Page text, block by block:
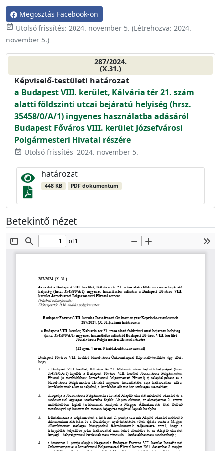
Megosztás Facebook-on
event_available Utolsó frissítés: 2024. november 5. (Létrehozva: 2024.
november 5.)
287/2024.
(X.31.)
Képviselő-testületi határozat
a Budapest VIII. kerület, Kálvária tér 21. szám
alatti földszinti utcai bejáratú helyiség (hrsz.
35458/0/A/1) ingyenes használatba adásáról
Budapest Főváros VIII. kerület Józsefvárosi
Polgármesteri Hivatal részére
event_available Utolsó frissítés: 2024. november 5.
határozat
448 KB PDF dokumentum
Betekintő nézet